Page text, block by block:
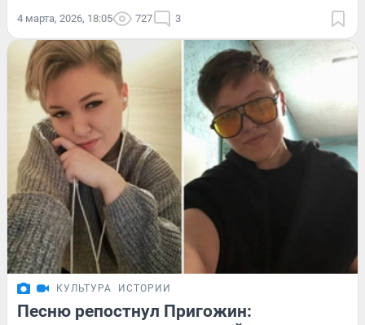
4 марта, 2026, 18:05 727 3
КУЛЬТУРА ИСТОРИИ
Песню репостнул Пригожин: